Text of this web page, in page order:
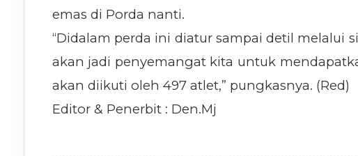
emas di Porda nanti.
“Didalam perda ini diatur sampai detil melalui
akan jadi penyemangat kita untuk
akan diikuti oleh 497 atlet,” pungkasnya. (Red)
Editor & Penerbit : Den.Mj